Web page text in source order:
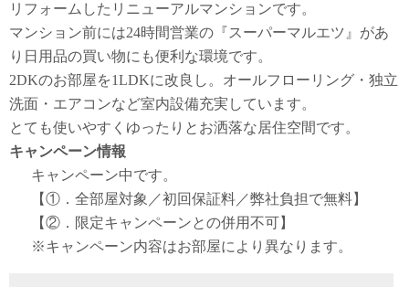
リフォームしたリニューアルマンションです。
マンション前には24時間営業の『スーパーマルエツ』があ
り日用品の買い物にも便利な環境です。
2DKのお部屋を1LDKに改良し。オールフローリング・独立
洗面・エアコンなど室内設備充実しています。
とても使いやすくゆったりとお洒落な居住空間です。
キャンペーン情報
キャンペーン中です。
【①．全部屋対象／初回保証料／弊社負担で無料】
【②．限定キャンペーンとの併用不可】
※キャンペーン内容はお部屋により異なります。